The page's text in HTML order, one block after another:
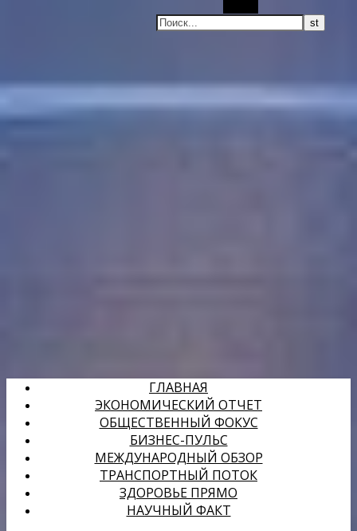
ГЛАВНАЯ
ЭКОНОМИЧЕСКИЙ ОТЧЕТ
ОБЩЕСТВЕННЫЙ ФОКУС
БИЗНЕС-ПУЛЬС
МЕЖДУНАРОДНЫЙ ОБЗОР
ТРАНСПОРТНЫЙ ПОТОК
ЗДОРОВЬЕ ПРЯМО
НАУЧНЫЙ ФАКТ